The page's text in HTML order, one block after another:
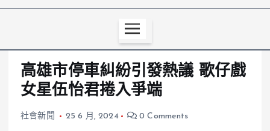
高雄市停車糾紛引發熱議 歌仔戲
女星伍怡君捲入爭端
社會新聞 25 6 月, 2024 0 Comments